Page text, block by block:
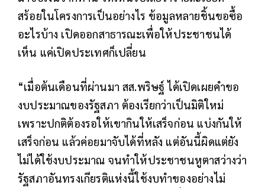
สร้อยในโครงการเป็นอย่างไร ข้อมูลหลายชิ้นขอซื้อ
อะไรบ้าง เปิดออกสาธารณะเพื่อให้ประชาชนได้
เห็น แค่เปิดประเทศก็เปลี่ยน
“เมื่อต้นเดือนที่ผ่านมา สส.พริษฐ์ ได้เปิดเผยคำขอ
งบประมาณของรัฐสภา ต้องเรียกว่าเป็นมิติใหม่
เพราะปกติต้องรอให้เขากินให้เสร็จก่อน แบ่งกันให้
เสร็จก่อน แล้วค่อยมาจับได้ที่หลัง แต่อันนี้ผิดแต่ยัง
ไม่ได้ใช้งบประมาณ จนทำให้ประชาชนหูตาสว่างว่า
รัฐสภาอันทรงเกียรติแห่งนี้ใช้งบทำของอย่างไม่